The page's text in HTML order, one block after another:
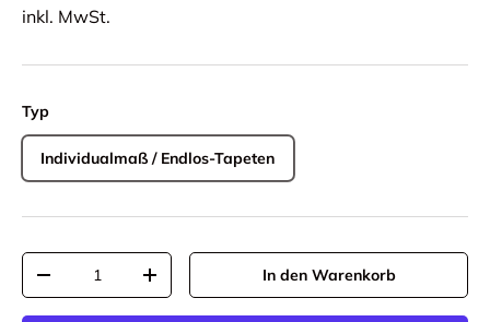
inkl. MwSt.
Typ
Individualmaß / Endlos-Tapeten
Anzahl
-
+ In den Warenkorb